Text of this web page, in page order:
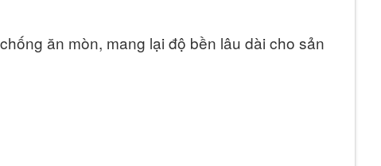
ăn mòn, mang lại độ bền lâu dài cho sản